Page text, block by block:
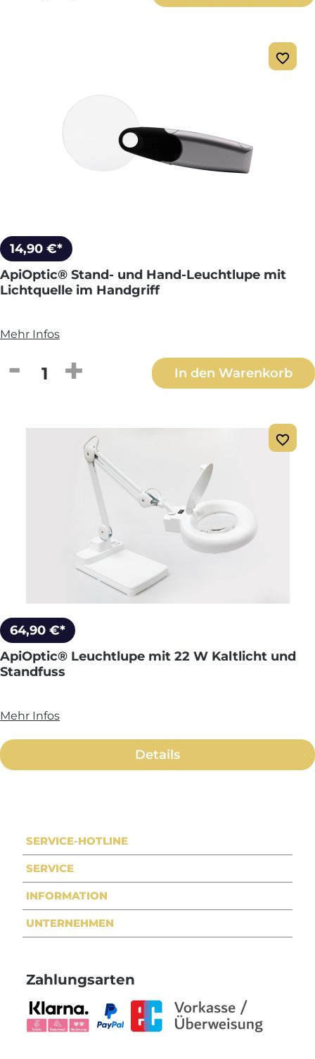
14,90 €*
ApiOptic® Stand- und Hand-Leuchtlupe mit
Lichtquelle im Handgriff
Mehr Infos
Produkt Anzahl: Gib den gewünschten
In den Warenkorb
64,90 €*
ApiOptic® Leuchtlupe mit 22 W Kaltlicht und
Standfuss
Mehr Infos
Details
SERVICE-HOTLINE
SERVICE
INFORMATION
UNTERNEHMEN
Zahlungsarten